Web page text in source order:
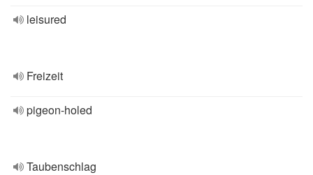
leisured
Freizeit
pigeon-holed
Taubenschlag